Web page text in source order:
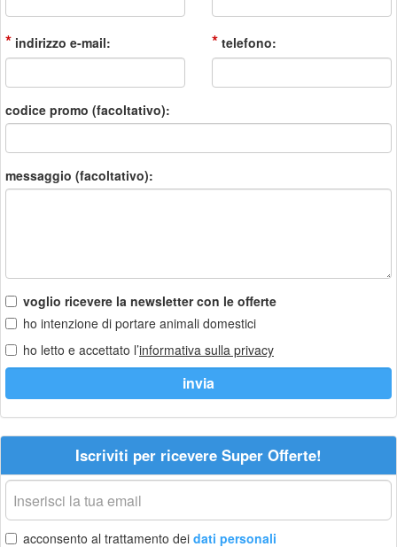
* indirizzo e-mail: * telefono:
codice promo (facoltativo):
messaggio (facoltativo):
voglio ricevere la newsletter con le offerte
ho intenzione di portare animali domestici
ho letto e accettato l’informativa sulla privacy
Iscriviti per ricevere Super Offerte!
La
tua
email
acconsento al trattamento dei dati personali